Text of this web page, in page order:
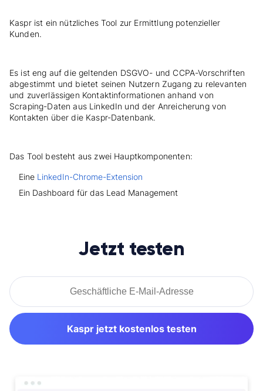
Kaspr ist ein nützlichesTool zur Ermittlung potenzieller
Kunden.
Es ist eng auf die geltenden DSGVO- und CCPA-Vorschriften
abgestimmt und bietet seinen Nutzern Zugang zu relevanten
und zuverlässigen Kontaktinformationen anhand von
Scraping-Daten aus LinkedIn und der Anreicherung von
Kontakten über die Kaspr-Datenbank.
Das Tool besteht aus zwei Hauptkomponenten:
Eine LinkedIn-Chrome-Extension
Ein Dashboard für das Lead Management
Jetzt testen
Kaspr jetzt kostenlos testen